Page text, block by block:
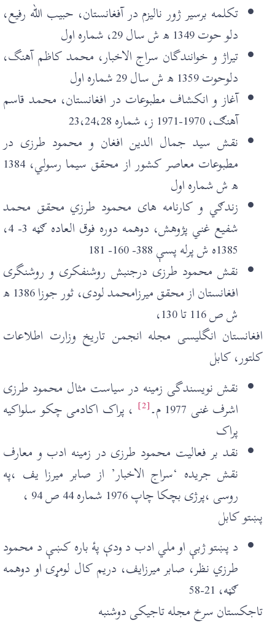
تکلمه برسير ژور ناليزم در آفغانستان، حبيب الله رفيع،
دلو حوت 1349 ھ ش سال 29، شمارہ اول
تيراژ و خوانندگان سراج الاخبار، محمد کاظم آهنگ،
دلوحوت 1359 ھ ش سال 29 شمارہ اول
آغاز و انکشاف مطبوعات در افغانستان، محمد قاسم
آهنګ، 1970-1971 ز، شماره 23،24،28
نقش سيد جمال الدين افغان و محمود طرزی در
مطبوعات معاصر کشور از محقق سيما رسولي، 1384
ھ ش شمارہ اول
زندګي و کارنامه های محمود طرزي محقق محمد
شفيع غني پژوهش، دوهمه دوره فوق العاده ګڼه 3- 4،
1385ه ش پرله پسې 388- 160- 181
نقش محمود طرزی درجنبش روشنفکری و روشنگری
افغانستان از محقق ميرزامحمد لودی، ثور جوزا 1386 ھ
ش ص 116 تا 130،
افغانستان انگليسی مجله انجمن تاريخ وزارت اطلاعات
کلتور، کابل
نقش نويسندگی زمينه در سياست مثال محمود طرزی
اشرف غنی 1977 م۔
[2] ، پراک اکادمی چکو سلواکيه
پراک
نقد بر فعاليت محمود طرزی در زمينه ادب و معارف
نقش جريدہ ‘سراج الاخبار’ از صابر ميرزا يف ،په
روسی ،پرژی بچکا چاپ 1976 شمارہ 44 ص 94 ،
پښتو کابل
د پښتو ژبې او ملي ادب د ودې پۀ باره کښې د محمود
طرزي نظر، صابر ميرزايف، دريم کال لومړۍ او دوهمه
ګڼه، 21-58
تاجکستان سرخ مجله تاجيکی دوشنبه